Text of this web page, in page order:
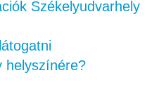
Székelyudvarhely
helyszínére?